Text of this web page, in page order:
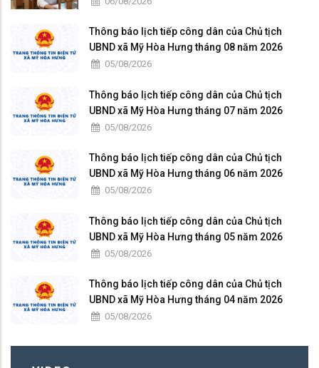
Thông báo lịch tiếp công dân của Chủ tịch
UBND xã Mỹ Hòa Hưng tháng 08 năm 2026
05/08/2026
Thông báo lịch tiếp công dân của Chủ tịch
UBND xã Mỹ Hòa Hưng tháng 07 năm 2026
05/08/2026
Thông báo lịch tiếp công dân của Chủ tịch
UBND xã Mỹ Hòa Hưng tháng 06 năm 2026
05/08/2026
Thông báo lịch tiếp công dân của Chủ tịch
UBND xã Mỹ Hòa Hưng tháng 05 năm 2026
05/08/2026
Thông báo lịch tiếp công dân của Chủ tịch
UBND xã Mỹ Hòa Hưng tháng 04 năm 2026
05/08/2026